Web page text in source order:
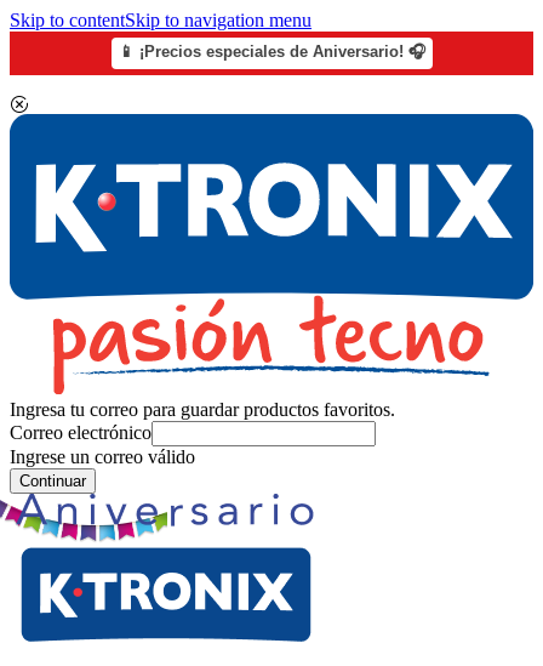
Skip to contentSkip to navigation menu
📱 ¡Precios especiales de Aniversario! 🎧
Ingresa tu correo para guardar productos favoritos.
Correo electrónico
Ingrese un correo válido
Continuar